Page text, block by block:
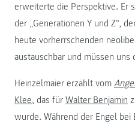
erweiterte die Perspektive. Er
der „Generationen Y und Z“,
heute vorherrschenden
austauschbar und müssen
Heinzelmaier erzählt vom
Klee, das für Walter Benjamin
wurde. Während der Engel